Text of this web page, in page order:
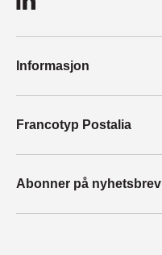
LinkedIn
Informasjon
Francotyp Postalia
Abonner på nyhetsbrev